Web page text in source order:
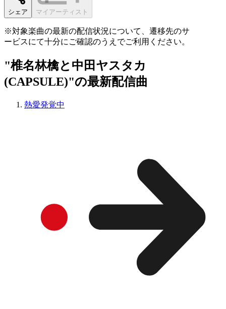
シェア マイアーティスト
※対象楽曲の最新の配信状況について、遷移先のサ
ービスにて十分にご確認のうえでご利用ください。
"椎名林檎と中田ヤスタカ
(CAPSULE)"の最新配信曲
熱愛発覚中